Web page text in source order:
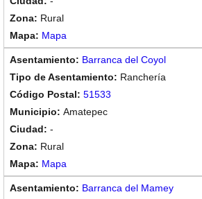
Rural
Mapa
Barranca del Coyol
Ranchería
51533
Amatepec
-
Rural
Mapa
Barranca del Mamey